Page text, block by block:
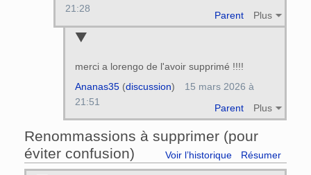
Parent Plus
21:28
merci a lorengo de l'avoir supprimé !!!!
Parent Plus
Ananas35(discussion)
15 mars 2026 à
21:51
Renommassions à supprimer (pour
éviter confusion)
Voir l’historique Résumer